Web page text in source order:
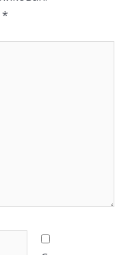
*